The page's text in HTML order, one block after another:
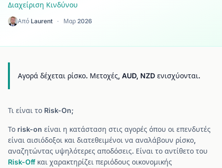
Διαχείριση Κινδύνου
Από Laurent · Μαρ 2026
Αγορά δέχεται ρίσκο. Μετοχές, AUD, NZD ενισχύονται.
Τι είναι το Risk-On;
Το risk-on είναι η κατάσταση στις αγορές όπου οι επενδυτές
είναι αισιόδοξοι και διατεθειμένοι να αναλάβουν ρίσκο,
αναζητώντας υψηλότερες αποδόσεις. Είναι το αντίθετο του
Risk-Offκαι χαρακτηρίζει περιόδους οικονομικής